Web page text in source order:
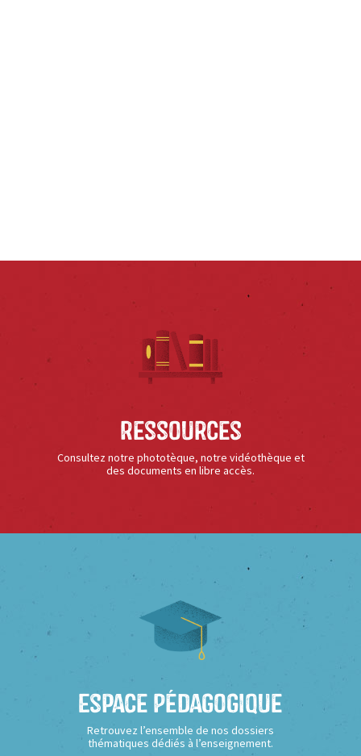
Ressources
Consultez notre phototèque, notre vidéothèque et
des documents en libre accès.
Espace Pédagogique
Retrouvez l’ensemble de nos dossiers
thématiques dédiés à l’enseignement.